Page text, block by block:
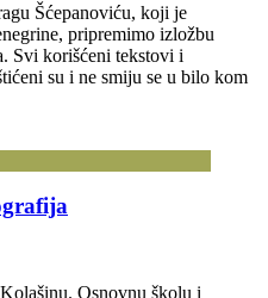
Šćepanoviću, koji je
pripremimo izložbu
Svi korišćeni tekstovi i
su i ne smiju se u bilo kom
Osnovnu školu i